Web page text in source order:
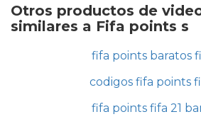
Otros productos de
similares a Fifa points s
fifa points baratos
codigos fifa points
fifa points fifa 21